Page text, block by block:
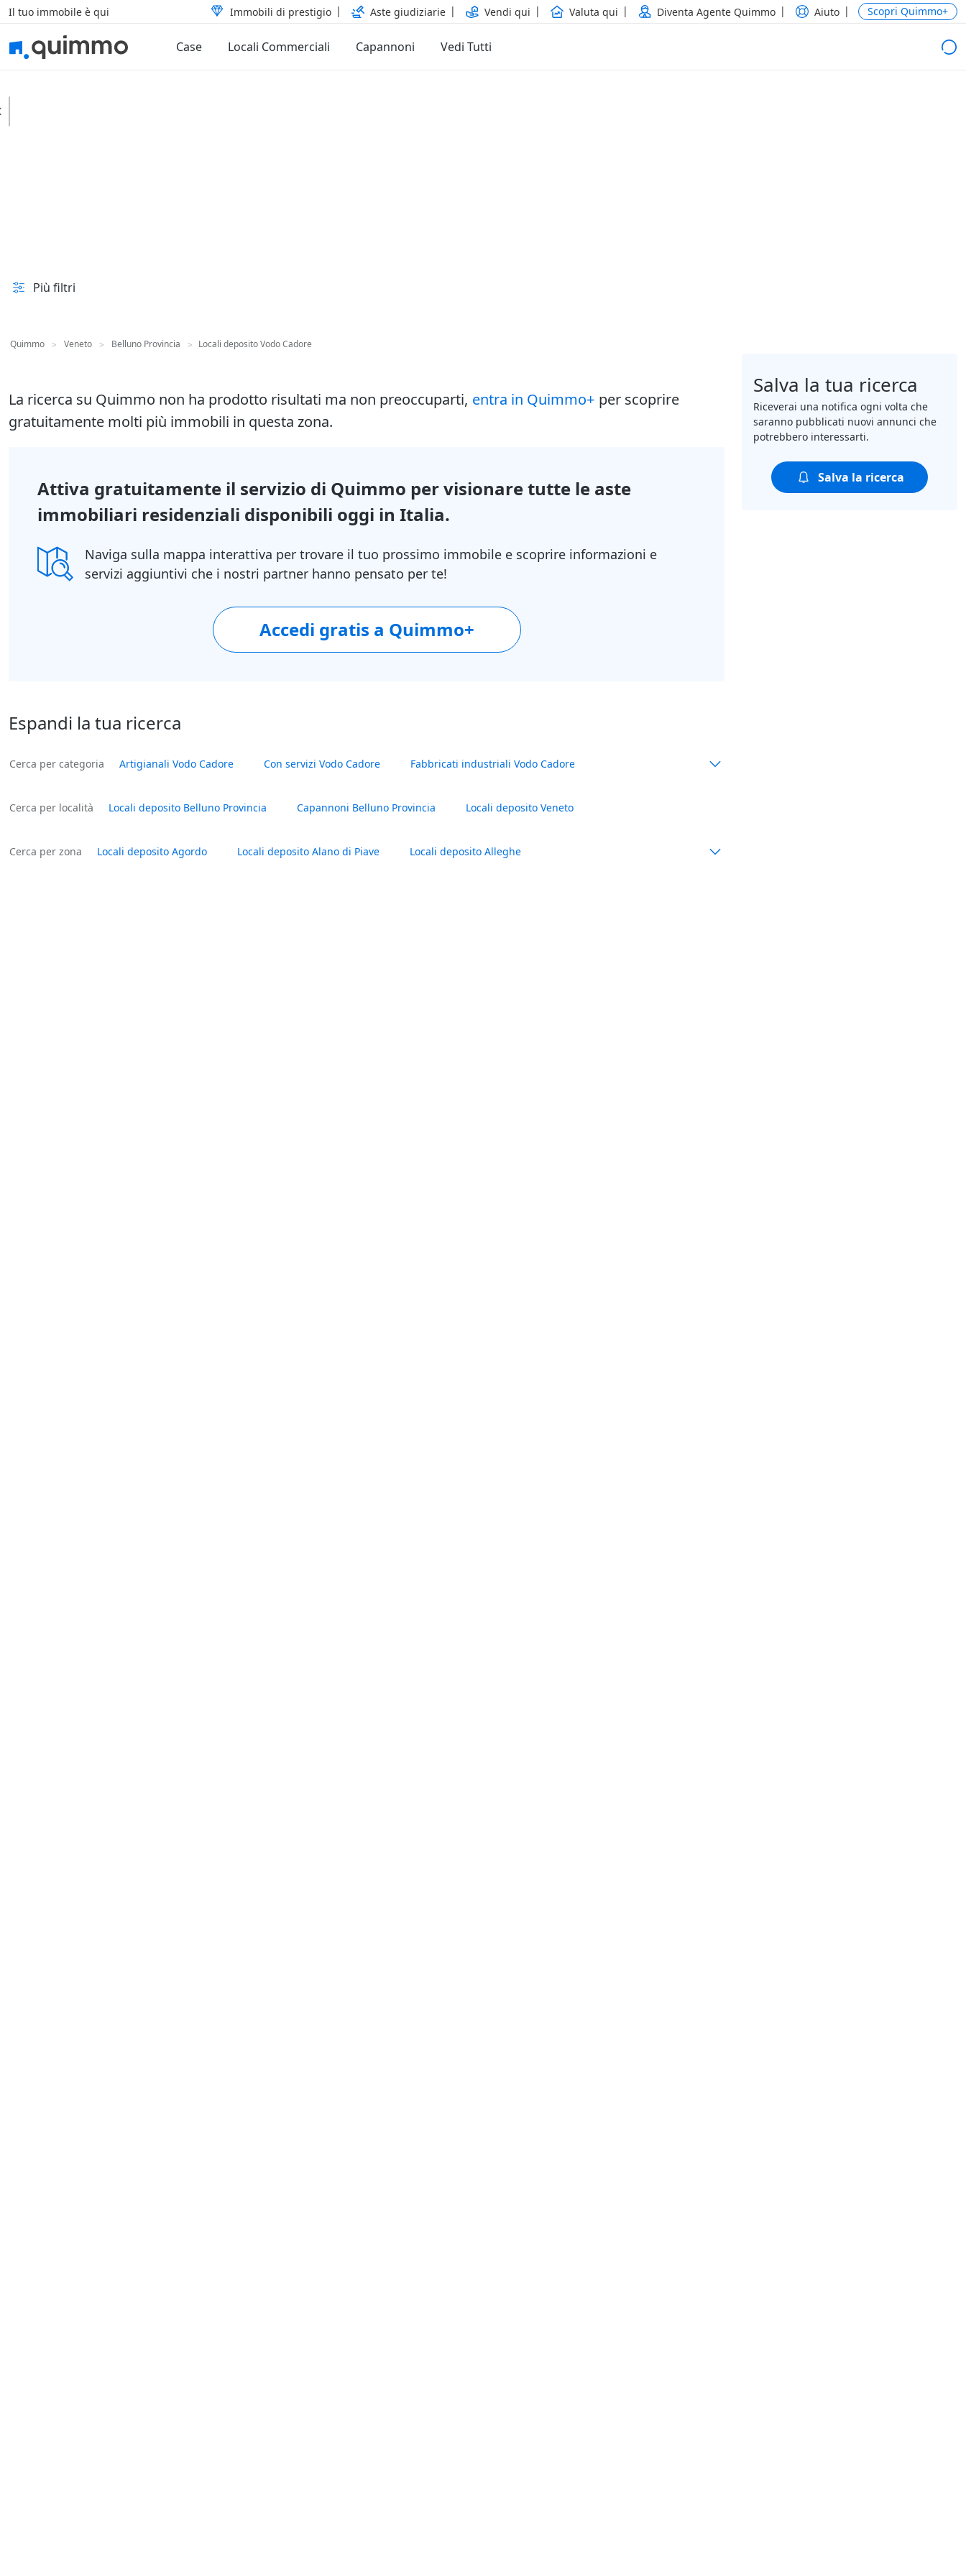
Il tuo immobile è qui Immobili di prestigio Aste giudiziarie Vendi qui Valuta qui Diventa Agente Quimmo Aiuto Scopri Quimmo+
Case Locali Commerciali Capannoni Vedi Tutti
Più filtri
Quimmo > Veneto > Belluno Provincia > Locali deposito Vodo Cadore
La ricerca su Quimmo non ha prodotto risultati ma non preoccuparti, entra in Quimmo+ per scoprire
gratuitamente molti più immobili in questa zona.
Attiva gratuitamente il servizio di Quimmo per visionare tutte le aste
immobiliari residenziali disponibili oggi in Italia.
Naviga sulla mappa interattiva per trovare il tuo prossimo immobile e scoprire informazioni e
servizi aggiuntivi che i nostri partner hanno pensato per te!
Accedi gratis a Quimmo+
Espandi la tua ricerca
Cerca per categoria Artigianali Vodo Cadore Con servizi Vodo Cadore Fabbricati industriali Vodo Cadore
Cerca per località Locali deposito Belluno Provincia Capannoni Belluno Provincia Locali deposito Veneto
Cerca per zona Locali deposito Agordo Locali deposito Alano di Piave Locali deposito Alleghe
Salva la tua ricerca
Riceverai una notifica ogni volta che
saranno pubblicati nuovi annunci che
potrebbero interessarti.
Salva la ricerca